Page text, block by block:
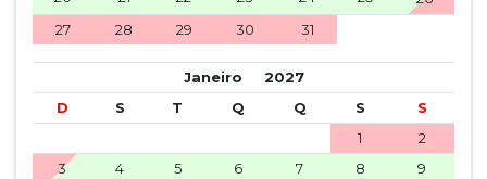
27
28 29 30 31
Janeiro 2027
D
S T Q Q S
S
1
2
3
4 5 6 7 8
9